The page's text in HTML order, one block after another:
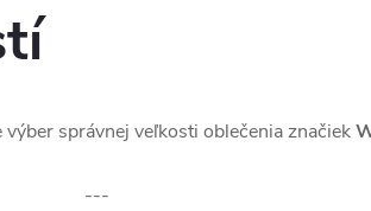
správnej veľkosti oblečenia značiek
---